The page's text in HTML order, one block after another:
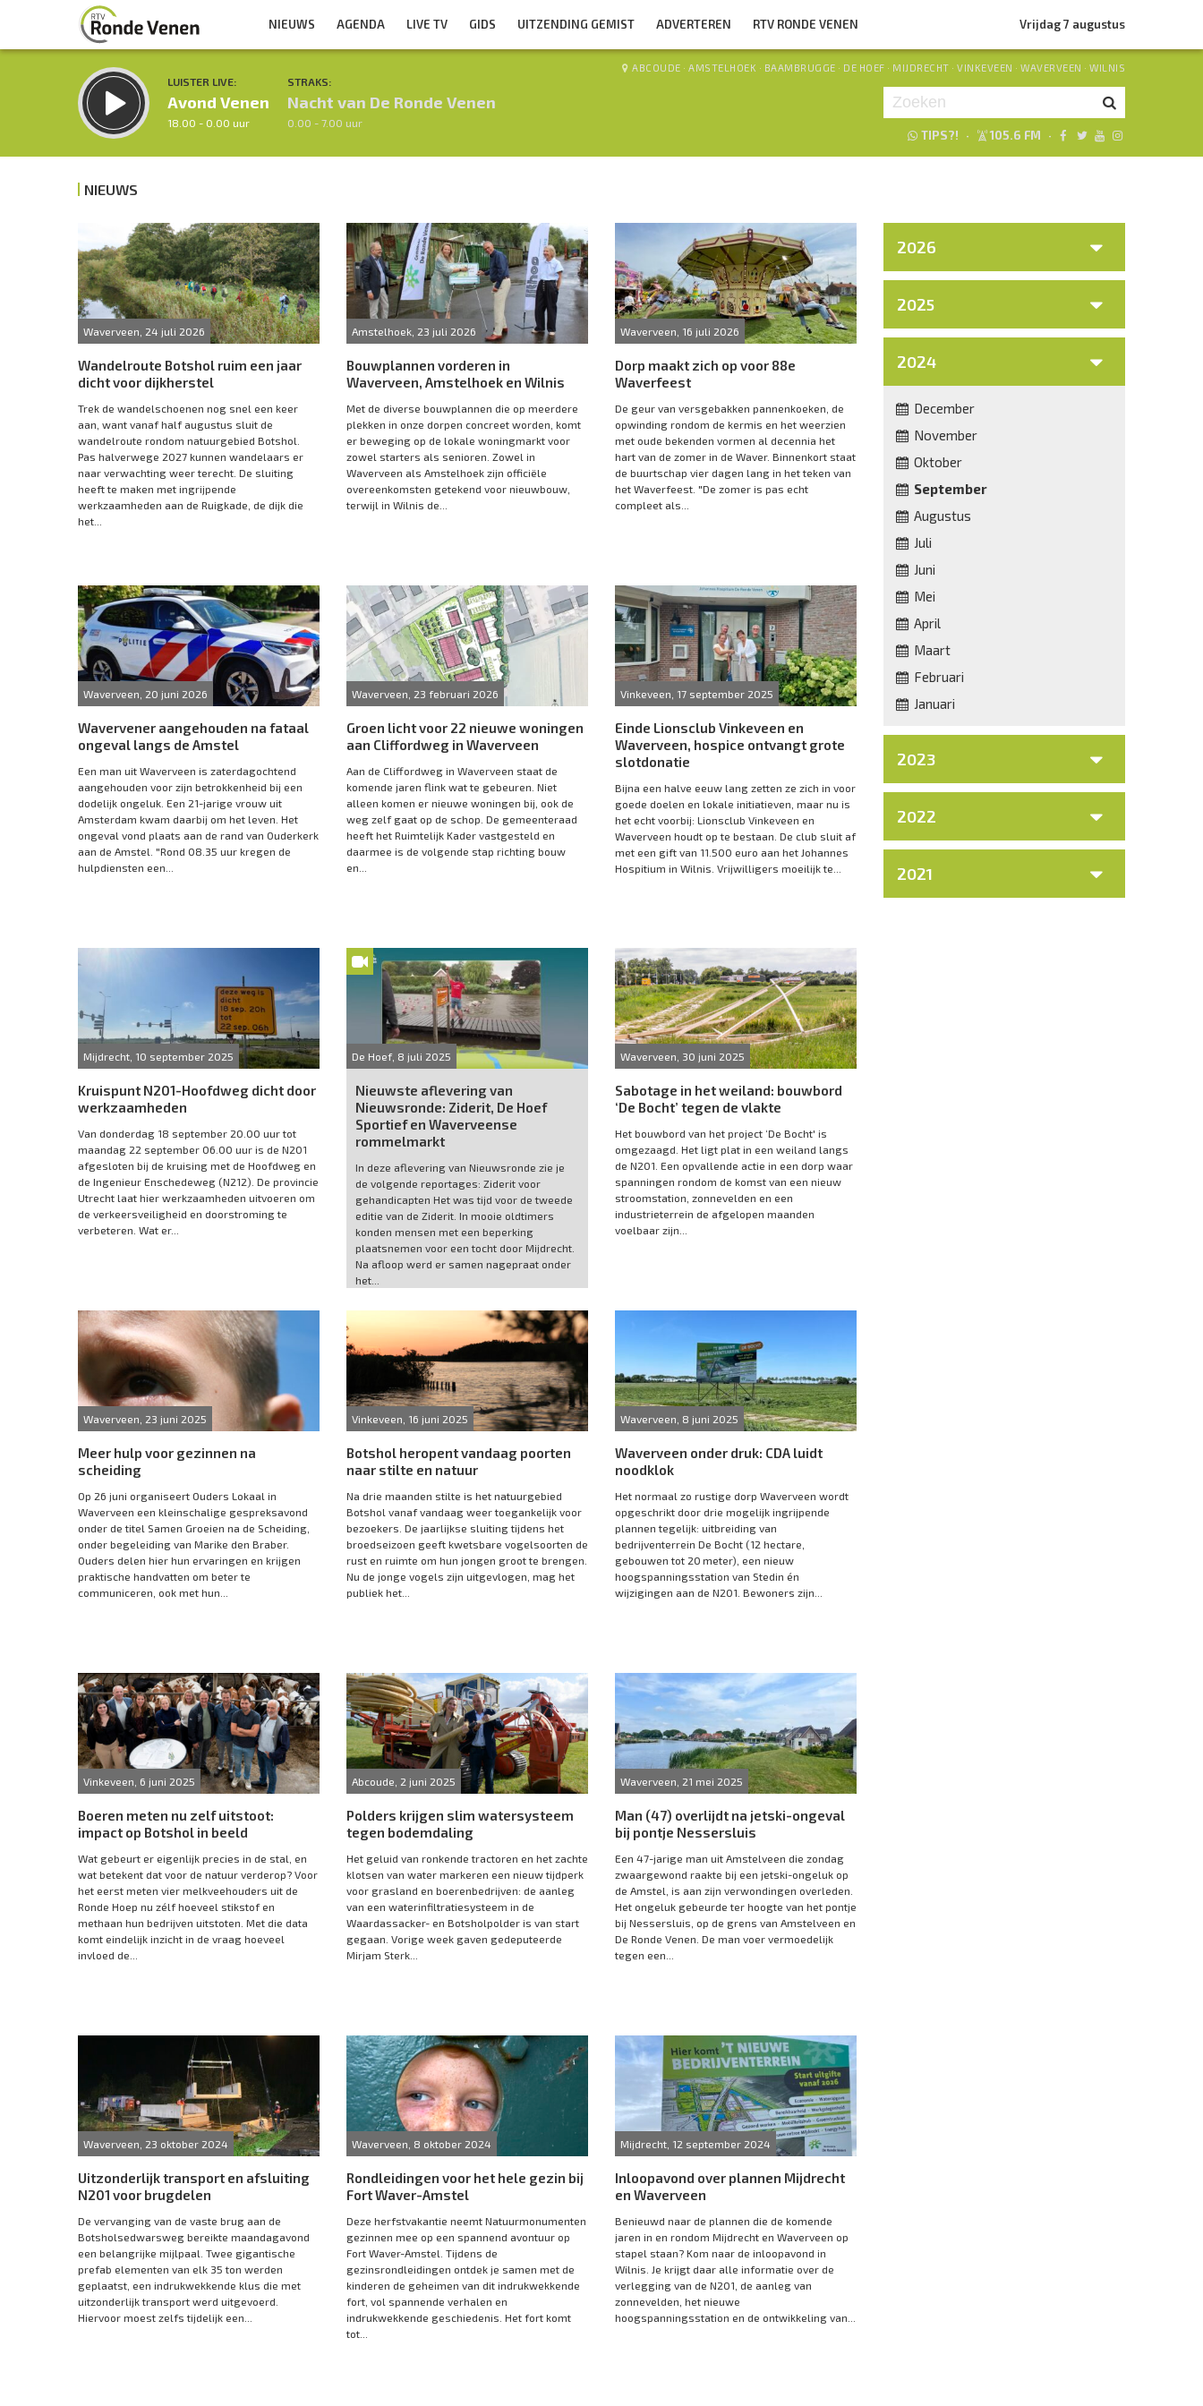
NIEUWS AGENDA LIVE TV GIDS UITZENDING GEMIST ADVERTEREN RTV RONDE VENEN Vrijdag 7 augustus
LUISTER LIVE:
Avond Venen
18.00 - 0.00 uur
STRAKS:
Nacht van De Ronde Venen
0.00 - 7.00 uur
ABCOUDE · AMSTELHOEK · BAAMBRUGGE · DE HOEF · MIJDRECHT · VINKEVEEN · WAVERVEEN · WILNIS
TIPS?! · 105.6 FM ·
Inklappen
NIEUWS
Waverveen, 24 juli 2026
Wandelroute Botshol ruim een jaar
dicht voor dijkherstel
Trek de wandelschoenen nog snel een keer
aan, want vanaf half augustus sluit de
wandelroute rondom natuurgebied Botshol.
Pas halverwege 2027 kunnen wandelaars er
naar verwachting weer terecht. De sluiting
heeft te maken met ingrijpende
werkzaamheden aan de Ruigkade, de dijk die
het...
Amstelhoek, 23 juli 2026
Bouwplannen vorderen in
Waverveen, Amstelhoek en Wilnis
Met de diverse bouwplannen die op meerdere
plekken in onze dorpen concreet worden, komt
er beweging op de lokale woningmarkt voor
zowel starters als senioren. Zowel in
Waverveen als Amstelhoek zijn officiële
overeenkomsten getekend voor nieuwbouw,
terwijl in Wilnis de...
Waverveen, 16 juli 2026
Dorp maakt zich op voor 88e
Waverfeest
De geur van versgebakken pannenkoeken, de
opwinding rondom de kermis en het weerzien
met oude bekenden vormen al decennia het
hart van de zomer in de Waver. Binnenkort staat
de buurtschap vier dagen lang in het teken van
het Waverfeest. "De zomer is pas echt
compleet als...
Waverveen, 20 juni 2026
Wavervener aangehouden na fataal
ongeval langs de Amstel
Een man uit Waverveen is zaterdagochtend
aangehouden voor zijn betrokkenheid bij een
dodelijk ongeluk. Een 21-jarige vrouw uit
Amsterdam kwam daarbij om het leven. Het
ongeval vond plaats aan de rand van Ouderkerk
aan de Amstel. "Rond 08.35 uur kregen de
hulpdiensten een...
Waverveen, 23 februari 2026
Groen licht voor 22 nieuwe woningen
aan Cliffordweg in Waverveen
Aan de Cliffordweg in Waverveen staat de
komende jaren flink wat te gebeuren. Niet
alleen komen er nieuwe woningen bij, ook de
weg zelf gaat op de schop. De gemeenteraad
heeft het Ruimtelijk Kader vastgesteld en
daarmee is de volgende stap richting bouw
en...
Vinkeveen, 17 september 2025
Einde Lionsclub Vinkeveen en
Waverveen, hospice ontvangt grote
slotdonatie
Bijna een halve eeuw lang zetten ze zich in voor
goede doelen en lokale initiatieven, maar nu is
het echt voorbij: Lionsclub Vinkeveen en
Waverveen houdt op te bestaan. De club sluit af
met een gift van 11.500 euro aan het Johannes
Hospitium in Wilnis. Vrijwilligers moeilijk te...
Mijdrecht, 10 september 2025
Kruispunt N201-Hoofdweg dicht door
werkzaamheden
Van donderdag 18 september 20.00 uur tot
maandag 22 september 06.00 uur is de N201
afgesloten bij de kruising met de Hoofdweg en
de Ingenieur Enschedeweg (N212). De provincie
Utrecht laat hier werkzaamheden uitvoeren om
de verkeersveiligheid en doorstroming te
verbeteren. Wat er...
De Hoef, 8 juli 2025
Nieuwste aflevering van
Nieuwsronde: Ziderit, De Hoef
Sportief en Waverveense
rommelmarkt
In deze aflevering van Nieuwsronde zie je
de volgende reportages: Ziderit voor
gehandicapten Het was tijd voor de tweede
editie van de Ziderit. In mooie oldtimers
konden mensen met een beperking
plaatsnemen voor een tocht door Mijdrecht.
Na afloop werd er samen nagepraat onder
het...
Waverveen, 30 juni 2025
Sabotage in het weiland: bouwbord
‘De Bocht’ tegen de vlakte
Het bouwbord van het project ‘De Bocht' is
omgezaagd. Het ligt plat in een weiland langs
de N201. Een opvallende actie in een dorp waar
spanningen rondom de komst van een nieuw
stroomstation, zonnevelden en een
industrieterrein de afgelopen maanden
voelbaar zijn...
Waverveen, 23 juni 2025
Meer hulp voor gezinnen na
scheiding
Op 26 juni organiseert Ouders Lokaal in
Waverveen een kleinschalige gespreksavond
onder de titel Samen Groeien na de Scheiding,
onder begeleiding van Marike den Braber.
Ouders delen hier hun ervaringen en krijgen
praktische handvatten om beter te
communiceren, ook met hun...
Vinkeveen, 16 juni 2025
Botshol heropent vandaag poorten
naar stilte en natuur
Na drie maanden stilte is het natuurgebied
Botshol vanaf vandaag weer toegankelijk voor
bezoekers. De jaarlijkse sluiting tijdens het
broedseizoen geeft kwetsbare vogelsoorten de
rust en ruimte om hun jongen groot te brengen.
Nu de jonge vogels zijn uitgevlogen, mag het
publiek het...
Waverveen, 8 juni 2025
Waverveen onder druk: CDA luidt
noodklok
Het normaal zo rustige dorp Waverveen wordt
opgeschrikt door drie mogelijk ingrijpende
plannen tegelijk: uitbreiding van
bedrijventerrein De Bocht (12 hectare,
gebouwen tot 20 meter), een nieuw
hoogspanningsstation van Stedin én
wijzigingen aan de N201. Bewoners zijn...
Vinkeveen, 6 juni 2025
Boeren meten nu zelf uitstoot:
impact op Botshol in beeld
Wat gebeurt er eigenlijk precies in de stal, en
wat betekent dat voor de natuur verderop? Voor
het eerst meten vier melkveehouders uit de
Ronde Hoep nu zélf hoeveel stikstof en
methaan hun bedrijven uitstoten. Met die data
komt eindelijk inzicht in de vraag hoeveel
invloed de...
Abcoude, 2 juni 2025
Polders krijgen slim watersysteem
tegen bodemdaling
Het geluid van ronkende tractoren en het zachte
klotsen van water markeren een nieuw tijdperk
voor grasland en boerenbedrijven: de aanleg
van een waterinfiltratiesysteem in de
Waardassacker- en Botsholpolder is van start
gegaan. Vorige week gaven gedeputeerde
Mirjam Sterk...
Waverveen, 21 mei 2025
Man (47) overlijdt na jetski-ongeval
bij pontje Nessersluis
Een 47-jarige man uit Amstelveen die zondag
zwaargewond raakte bij een jetski-ongeluk op
de Amstel, is aan zijn verwondingen overleden.
Het ongeluk gebeurde ter hoogte van het pontje
bij Nessersluis, op de grens van Amstelveen en
De Ronde Venen. De man voer vermoedelijk
tegen een...
Waverveen, 23 oktober 2024
Uitzonderlijk transport en afsluiting
N201 voor brugdelen
De vervanging van de vaste brug aan de
Botsholsedwarsweg bereikte maandagavond
een belangrijke mijlpaal. Twee gigantische
prefab elementen van elk 35 ton werden
geplaatst, een indrukwekkende klus die met
uitzonderlijk transport werd uitgevoerd.
Hiervoor moest zelfs tijdelijk een...
Waverveen, 8 oktober 2024
Rondleidingen voor het hele gezin bij
Fort Waver-Amstel
Deze herfstvakantie neemt Natuurmonumenten
gezinnen mee op een spannend avontuur op
Fort Waver-Amstel. Tijdens de
gezinsrondleidingen ontdek je samen met de
kinderen de geheimen van dit indrukwekkende
fort, vol spannende verhalen en
indrukwekkende geschiedenis. Het fort komt
tot...
Mijdrecht, 12 september 2024
Inloopavond over plannen Mijdrecht
en Waverveen
Benieuwd naar de plannen die de komende
jaren in en rondom Mijdrecht en Waverveen op
stapel staan? Kom naar de inloopavond in
Wilnis. Je krijgt daar alle informatie over de
verlegging van de N201, de aanleg van
zonnevelden, het nieuwe
hoogspanningsstation en de ontwikkeling van...
2026
2025
2024
December
November
Oktober
September
Augustus
Juli
Juni
Mei
April
Maart
Februari
Januari
2023
2022
2021